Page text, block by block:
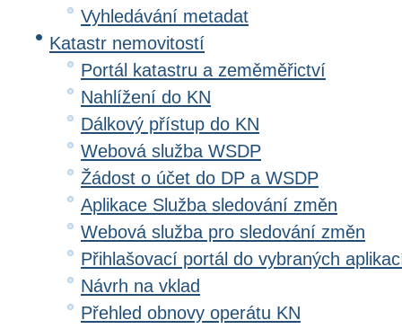
Vyhledávání metadat
Katastr nemovitostí
Portál katastru a zeměměřictví
Nahlížení do KN
Dálkový přístup do KN
Webová služba WSDP
Žádost o účet do DP a WSDP
Aplikace Služba sledování změn
Webová služba pro sledování změn
Přihlašovací portál do vybraných
Návrh na vklad
Přehled obnovy operátu KN